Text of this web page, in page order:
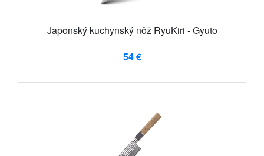
Japonský kuchynský nôž RyuKiri - Gyuto
54 €